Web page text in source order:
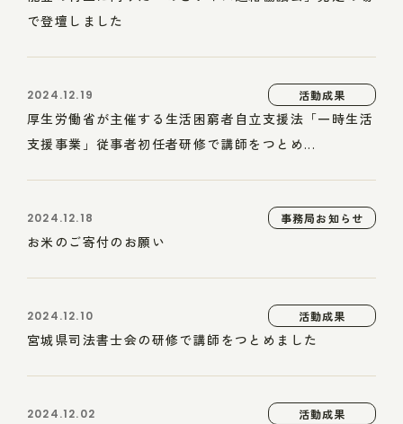
で登壇しました
2024.12.19 活動成果
厚生労働省が主催する生活困窮者自立支援法「一時生活
支援事業」従事者初任者研修で講師をつとめ...
2024.12.18 事務局お知らせ
お米のご寄付のお願い
2024.12.10 活動成果
宮城県司法書士会の研修で講師をつとめました
2024.12.02 活動成果